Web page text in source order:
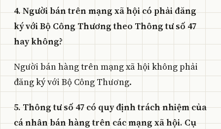
4. Người bán trên mạng xã hội có phải đăng
ký với Bộ Công Thương theo Thông tư số 47
hay không?
Người bán hàng trên mạng xã hội không phải
đăng ký với Bộ Công Thương.
5. Thông tư số 47 có quy định trách nhiệm của
cá nhân bán hàng trên các mạng xã hội. Cụ